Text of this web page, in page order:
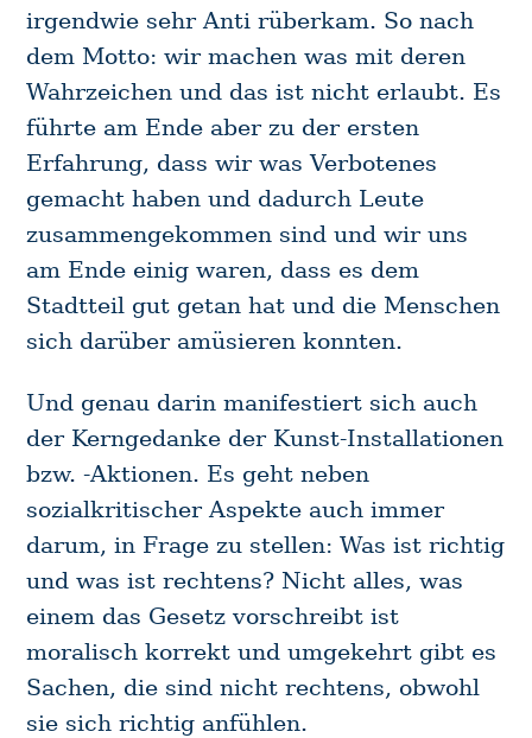
irgendwie sehr Anti rüberkam. So nach
dem Motto: wir machen was mit deren
Wahrzeichen und das ist nicht erlaubt. Es
führte am Ende aber zu der ersten
Erfahrung, dass wir was Verbotenes
gemacht haben und dadurch Leute
zusammengekommen sind und wir uns
am Ende einig waren, dass es dem
Stadtteil gut getan hat und die Menschen
sich darüber amüsieren konnten.
Und genau darin manifestiert sich auch
der Kerngedanke der Kunst-Installationen
bzw. -Aktionen. Es geht neben
sozialkritischer Aspekte auch immer
darum, in Frage zu stellen: Was ist richtig
und was ist rechtens? Nicht alles, was
einem das Gesetz vorschreibt ist
moralisch korrekt und umgekehrt gibt es
Sachen, die sind nicht rechtens, obwohl
sie sich richtig anfühlen.
r
c
h
o
r
: